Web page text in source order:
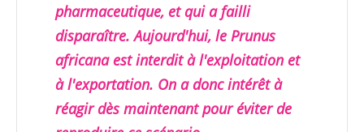
pharmaceutique, et qui a failli
disparaître. Aujourd'hui, le Prunus
africana est interdit à l'exploitation et
à l'exportation. On a donc intérêt à
réagir dès maintenant pour éviter de